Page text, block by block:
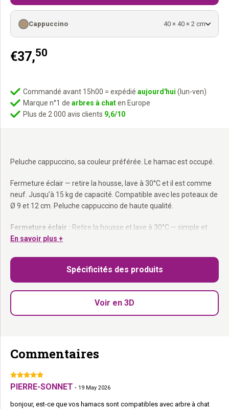
Peluche cappuccino, sa couleur préférée. Le hamac est occupé.
Fermeture éclair — retire la housse, lave à 30°C et il est comme
neuf. Jusqu’à 15 kg de capacité. Compatible avec les poteaux de
Ø 9 et 12 cm. Peluche cappuccino de haute qualité.
Fermeture éclair : Retire la housse et lave à 30°C — simple et
rapide.
Compatible Ø 9 et 12 cm :
Pièce de rechange idéalepour ton arbre à chat Petrebels.
Elle l’a pris. C’est le sien maintenant.
En savoir plus +
€37,50
Cappuccino 40 × 40 × 2 cm
Commandé avant 15h00 = expédié aujourd'hui (lun-ven)
Marque n°1 de arbres à chaten Europe
Plus de 2 000 avis clients 9,6/10
Spécificités des produits
Voir en 3D
Commentaires
PIERRE-SONNET - 19 May 2026
bonjour, est-ce que vos hamacs sont compatibles avec arbre à chat